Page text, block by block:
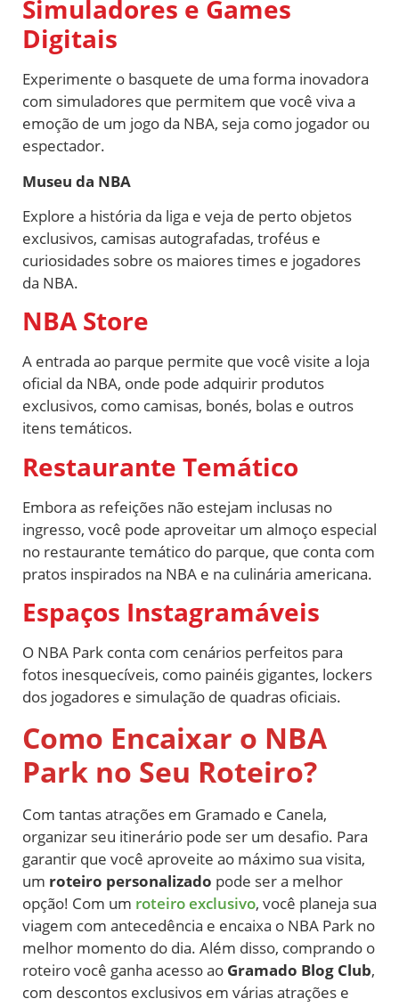
Simuladores e Games
Digitais
Experimente o basquete de uma forma inovadora
com simuladores que permitem que você viva a
emoção de um jogo da NBA, seja como jogador ou
espectador.
Museu da NBA
Explore a história da liga e veja de perto objetos
exclusivos, camisas autografadas, troféus e
curiosidades sobre os maiores times e jogadores
da NBA.
NBA Store
A entrada ao parque permite que você visite a loja
oficial da NBA, onde pode adquirir produtos
exclusivos, como camisas, bonés, bolas e outros
itens temáticos.
Restaurante Temático
Embora as refeições não estejam inclusas no
ingresso, você pode aproveitar um almoço especial
no restaurante temático do parque, que conta com
pratos inspirados na NBA e na culinária americana.
Espaços Instagramáveis
O NBA Park conta com cenários perfeitos para
fotos inesquecíveis, como painéis gigantes, lockers
dos jogadores e simulação de quadras oficiais.
Como Encaixar o NBA
Park no Seu Roteiro?
Com tantas atrações em Gramado e Canela,
organizar seu itinerário pode ser um desafio. Para
garantir que você aproveite ao máximo sua visita,
um roteiro personalizado pode ser a melhor
opção! Com um roteiro exclusivo, você planeja sua
viagem com antecedência e encaixa o NBA Park no
melhor momento do dia. Além disso, comprando o
roteiro você ganha acesso ao Gramado Blog Club,
com descontos exclusivos em várias atrações e